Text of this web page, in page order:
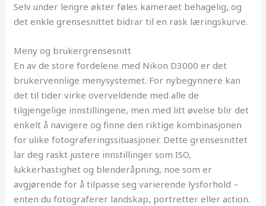
Selv under lengre økter føles kameraet behagelig, og
det enkle grensesnittet bidrar til en rask læringskurve.
Meny og brukergrensesnitt
En av de store fordelene med Nikon D3000 er det
brukervennlige menysystemet. For nybegynnere kan
det til tider virke overveldende med alle de
tilgjengelige innstillingene, men med litt øvelse blir det
enkelt å navigere og finne den riktige kombinasjonen
for ulike fotograferingssituasjoner. Dette grensesnittet
lar deg raskt justere innstillinger som ISO,
lukkerhastighet og blenderåpning, noe som er
avgjørende for å tilpasse seg varierende lysforhold –
enten du fotograferer landskap, portretter eller action.